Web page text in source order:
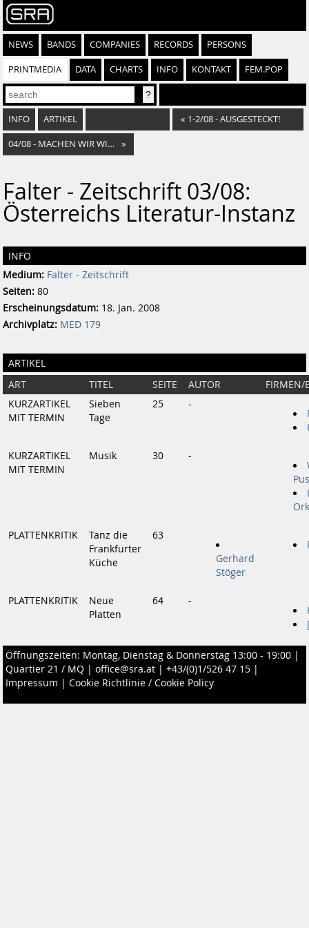
NEWS BANDS COMPANIES RECORDS PERSONS
PRINTMEDIA DATA CHARTS INFO KONTAKT FEM.POP
INFO ARTIKEL « 1-2/08 - AUSGESTECKT!
04/08 - MACHEN WIR WIEN BESSER! »
Falter - Zeitschrift 03/08:
Österreichs Literatur-Instanz
INFO
Medium: Falter - Zeitschrift
Seiten: 80
Erscheinungsdatum: 18. Jan. 2008
Archivplatz: MED 179
ARTIKEL
ART TITEL SEITE AUTOR
FIRMEN/
KURZARTIKEL
MIT TERMIN
Sieben
Tage
25 -
KURZARTIKEL
MIT TERMIN
Musik 30 -
PLATTENKRITIK
Tanz die
Frankfurter
Küche
63
Gerhard
Stöger
PLATTENKRITIK
Neue
Platten
64 -
Öffnungszeiten: Montag, Dienstag & Donnerstag 13:00 - 19:00 |
Quartier 21 / MQ | office@sra.at | +43/(0)1/526 47 15 |
Impressum | Cookie Richtlinie / Cookie Policy